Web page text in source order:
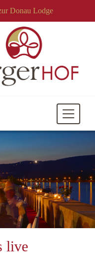
Donau Lodge
Mobile
live